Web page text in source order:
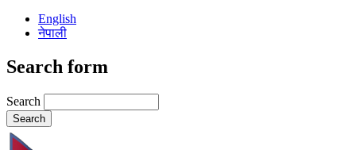
English
नेपाली
Search form
Search